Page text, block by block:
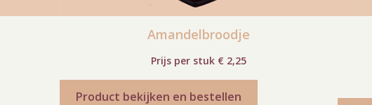
Amandelbroodje
Prijs per stuk € 2,25
Product bekijken en bestellen